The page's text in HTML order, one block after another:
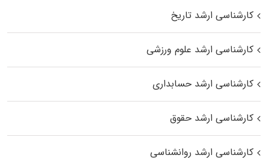
کارشناسی ارشد تاریخ
کارشناسی ارشد علوم ورزشی
کارشناسی ارشد حسابداری
کارشناسی ارشد حقوق
کارشناسی ارشد روانشناسی